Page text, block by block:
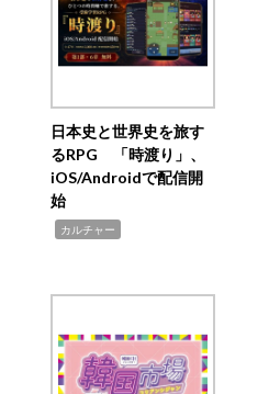
日本史と世界史を旅す
るRPG 「時渡り」、
iOS/Androidで配信開
始
カルチャー